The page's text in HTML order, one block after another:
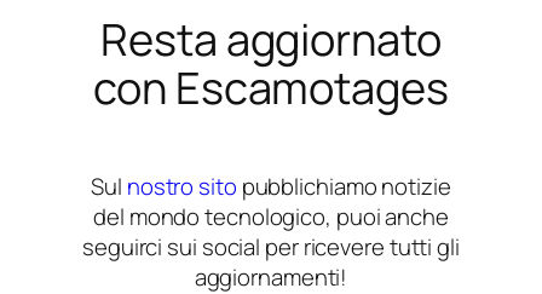
Resta aggiornato
con Escamotages
Sul nostro sito pubblichiamo notizie
del mondo tecnologico, puoi anche
seguirci sui social per ricevere tutti gli
aggiornamenti!